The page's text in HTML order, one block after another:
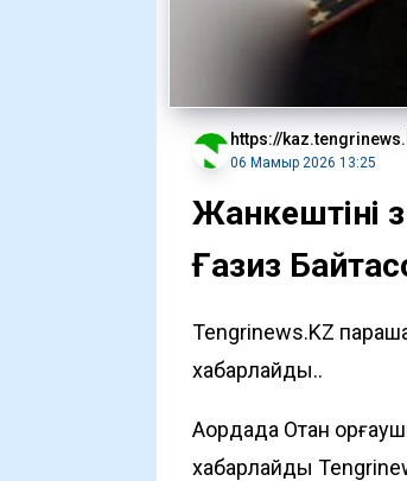
https://
06 Мамыр 2026 13:25
Жанкештіні
Ғазиз
Tengrinews.KZ
хабарлайды..
Ақордада Отан
хабарлайды